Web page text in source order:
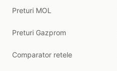
Preturi MOL
Preturi Gazprom
Comparator retele